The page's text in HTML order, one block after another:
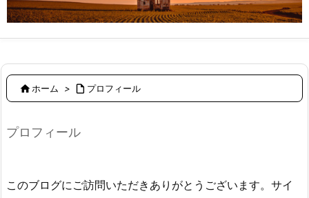
ホーム >  プロフィール
プロフィール
このブログにご訪問いただきありがとうございます。サイ